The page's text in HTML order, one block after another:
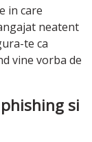
in care
neatent
te ca
vine vorba de
si